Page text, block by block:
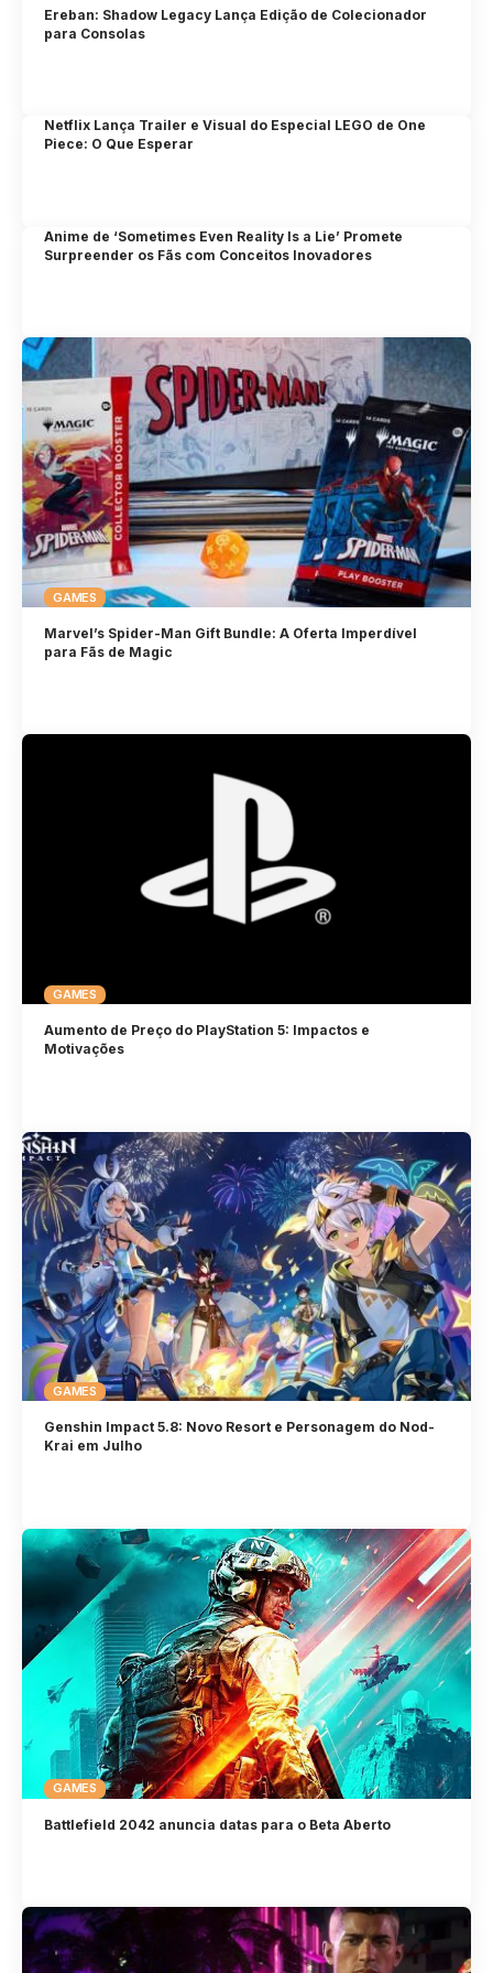
Ereban: Shadow Legacy Lança Edição de Colecionador
para Consolas
Netflix Lança Trailer e Visual do Especial LEGO de One
Piece: O Que Esperar
Anime de ‘Sometimes Even Reality Is a Lie’ Promete
Surpreender os Fãs com Conceitos Inovadores
GAMES
Marvel’s Spider-Man Gift Bundle: A Oferta Imperdível
para Fãs de Magic
GAMES
Aumento de Preço do PlayStation 5: Impactos e
Motivações
GAMES
Genshin Impact 5.8: Novo Resort e Personagem do Nod-
Krai em Julho
GAMES
Battlefield 2042 anuncia datas para o Beta Aberto